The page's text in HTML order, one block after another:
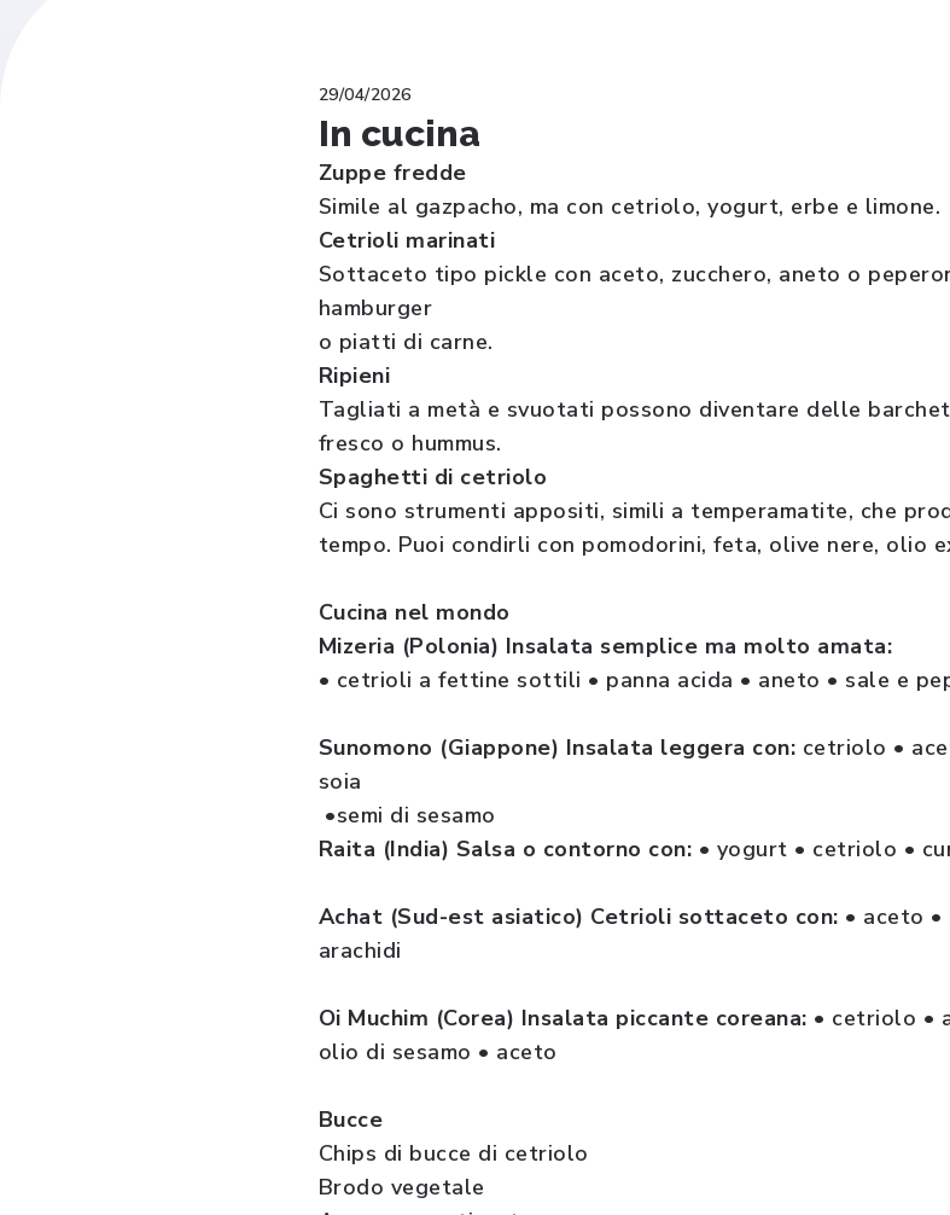
29/04/2026
In cucina
Zuppe fredde
Simile al gazpacho, ma con cetriolo, yogurt, erbe e limone.
Cetrioli marinati
Sottaceto tipo pickle con aceto, zucchero, aneto o
hamburger
o piatti di carne.
Ripieni
Tagliati a metà e svuotati possono diventare delle
fresco o hummus.
Spaghetti di cetriolo
Ci sono strumenti appositi, simili a temperamatite, che
tempo. Puoi condirli con pomodorini, feta, olive nere, olio
Cucina nel mondo
Mizeria (Polonia) Insalata semplice ma molto amata:
• cetrioli a fettine sottili • panna acida • aneto • sale e
Sunomono (Giappone) Insalata leggera con: cetriolo •
soia
•semi di sesamo
Raita (India) Salsa o contorno con: • yogurt • cetriolo •
Achat (Sud-est asiatico) Cetrioli sottaceto con: • aceto •
arachidi
Oi Muchim (Corea) Insalata piccante coreana: • cetriolo •
olio di sesamo • aceto
Bucce
Chips di bucce di cetriolo
Brodo vegetale